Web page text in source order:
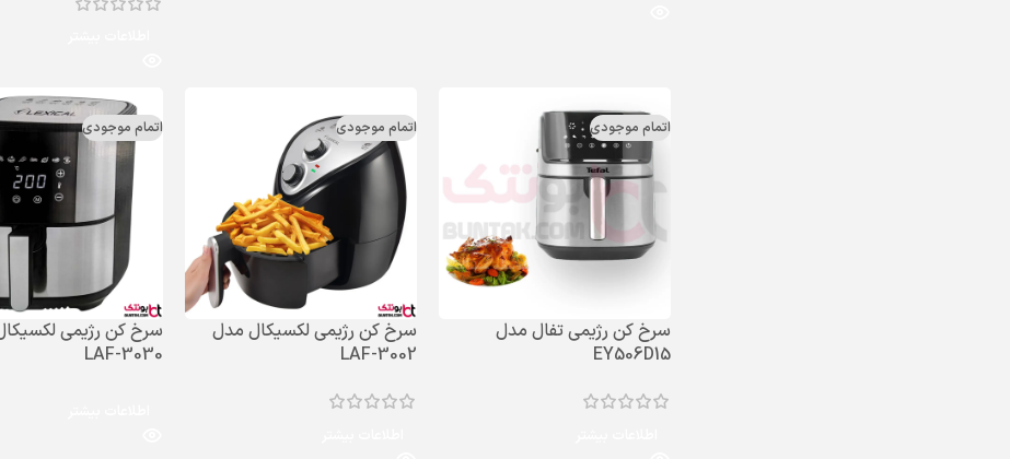
اتمام موجودی
سرخ کن رژیمی تفال مدل
EY506D15
اتمام موجودی
سرخ کن رژیمی لکسیکال مدل
LAF-3002
اتمام موجودی
سرخ کن رژیمی
LAF-3030